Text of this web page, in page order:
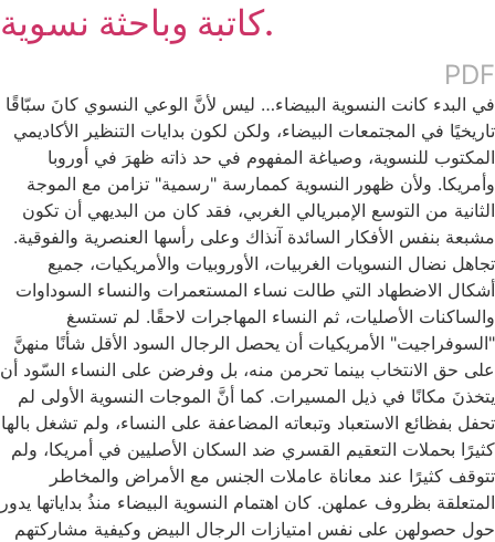
كاتبة وباحثة نسوية.
PDF
في البدء كانت النسوية البيضاء… ليس لأنَّ الوعي النسوي كانَ سبّاقًا
تاريخيًا في المجتمعات البيضاء، ولكن لكون بدايات التنظير الأكاديمي
المكتوب للنسوية، وصياغة المفهوم في حد ذاته ظهرَ في أوروبا
وأمريكا. ولأن ظهور النسوية كممارسة "رسمية" تزامن مع الموجة
الثانية من التوسع الإمبريالي الغربي، فقد كان من البديهي أن تكون
مشبعة بنفس الأفكار السائدة آنذاك وعلى رأسها العنصرية والفوقية.
تجاهل نضال النسويات الغربيات، الأوروبيات والأمريكيات، جميع
أشكال الاضطهاد التي طالت نساء المستعمرات والنساء السوداوات
والساكنات الأصليات، ثم النساء المهاجرات لاحقًا. لم تستسغ
"السوفراجيت" الأمريكيات أن يحصل الرجال السود الأقل شأنًا منهنَّ
على حق الانتخاب بينما تحرمن منه، بل وفرضن على النساء السّود أن
يتخذنَ مكانًا في ذيل المسيرات. كما أنَّ الموجات النسوية الأولى لم
تحفل بفظائع الاستعباد وتبعاته المضاعفة على النساء، ولم تشغل بالها
كثيرًا بحملات التعقيم القسري ضد السكان الأصليين في أمريكا، ولم
تتوقف كثيرًا عند معاناة عاملات الجنس مع الأمراض والمخاطر
المتعلقة بظروف عملهن. كان اهتمام النسوية البيضاء منذُ بداياتها يدور
حول حصولهن على نفس امتيازات الرجال البيض وكيفية مشاركتهم